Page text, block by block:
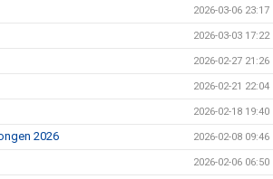
2026-03-06 23:17
2026-03-03 17:22
2026-02-27 21:26
2026-02-21 22:04
2026-02-18 19:40
2026 2026-02-08 09:46
2026-02-06 06:50